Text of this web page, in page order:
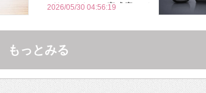
づらいくらいの完成度にび
Bose並み
2026/05/30 04:56:19
もっとみる